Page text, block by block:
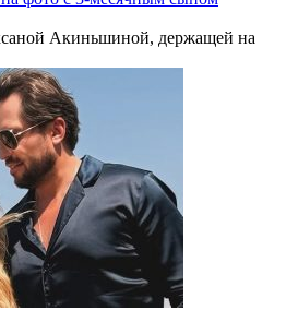
Акиньшиной, держащей на